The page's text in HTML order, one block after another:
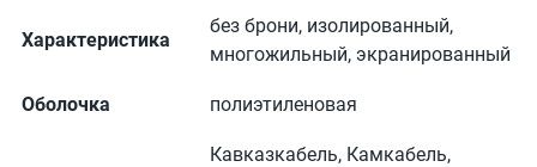
Характеристика
без брони, изолированный,
многожильный, экранированный
Оболочка полиэтиленовая
Кавказкабель, Камкабель,